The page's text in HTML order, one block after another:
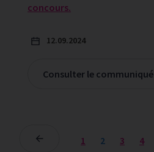
concours.
Consulter le communiqué
12.09.2024
1 2 3 4